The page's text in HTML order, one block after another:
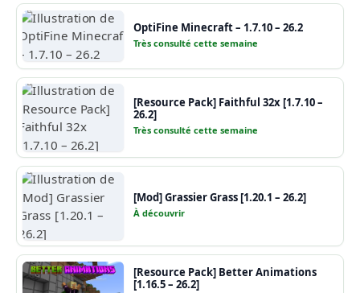
OptiFine Minecraft – 1.7.10 – 26.2
Très consulté cette semaine
[Resource Pack] Faithful 32x [1.7.10 –
26.2]
Très consulté cette semaine
[Mod] Grassier Grass [1.20.1 – 26.2]
À découvrir
[Resource Pack] Better Animations
[1.16.5 – 26.2]